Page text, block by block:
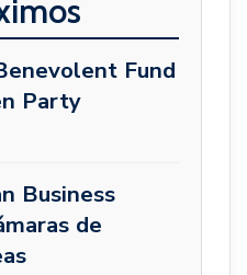
Fund
Party
Business
de